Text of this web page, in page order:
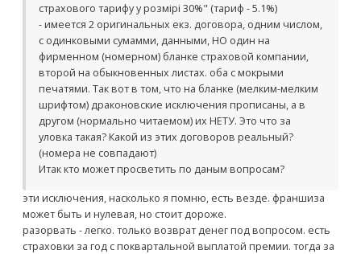
страхового тарифу у розмірі 30%" (тариф - 5.1%)
- имеется 2 оригинальных екз. договора, одним числом,
с одинковыми сумамми, данными, НО один на
фирменном (номерном) бланке страховой компании,
второй на обыкновенных листах. оба с мокрыми
печатями. Так вот в том, что на бланке (мелким-мелким
шрифтом) драконовские исключения прописаны, а в
другом (нормально читаемом) их НЕТУ. Это что за
уловка такая? Какой из этих договоров реальный?
(номера не совпадают)
Итак кто может просветить по даным вопросам?
эти исключения, насколько я помню, есть везде. франшиза
может быть и нулевая, но стоит дороже.
разорвать - легко. только возврат денег под вопросом. есть
страховки за год с поквартальной выплатой премии. тогда за